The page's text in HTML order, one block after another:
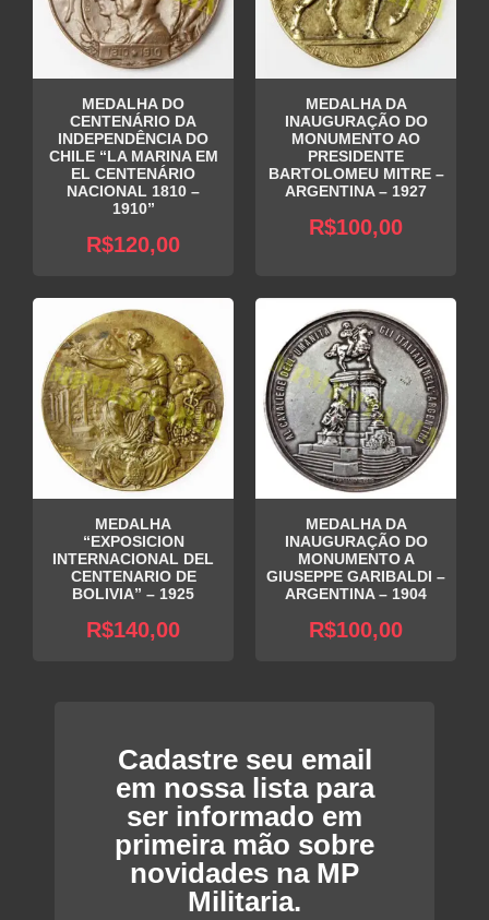
MEDALHA DO
CENTENÁRIO DA
INDEPENDÊNCIA DO
CHILE “LA MARINA EM
EL CENTENÁRIO
NACIONAL 1810 –
1910”
R$120,00
MEDALHA DA
INAUGURAÇÃO DO
MONUMENTO AO
PRESIDENTE
BARTOLOMEU MITRE –
ARGENTINA – 1927
R$100,00
MEDALHA
“EXPOSICION
INTERNACIONAL DEL
CENTENARIO DE
BOLIVIA” – 1925
R$140,00
MEDALHA DA
INAUGURAÇÃO DO
MONUMENTO A
GIUSEPPE GARIBALDI –
ARGENTINA – 1904
R$100,00
Cadastre seu email
em nossa lista para
ser informado em
primeira mão sobre
novidades na MP
Militaria.